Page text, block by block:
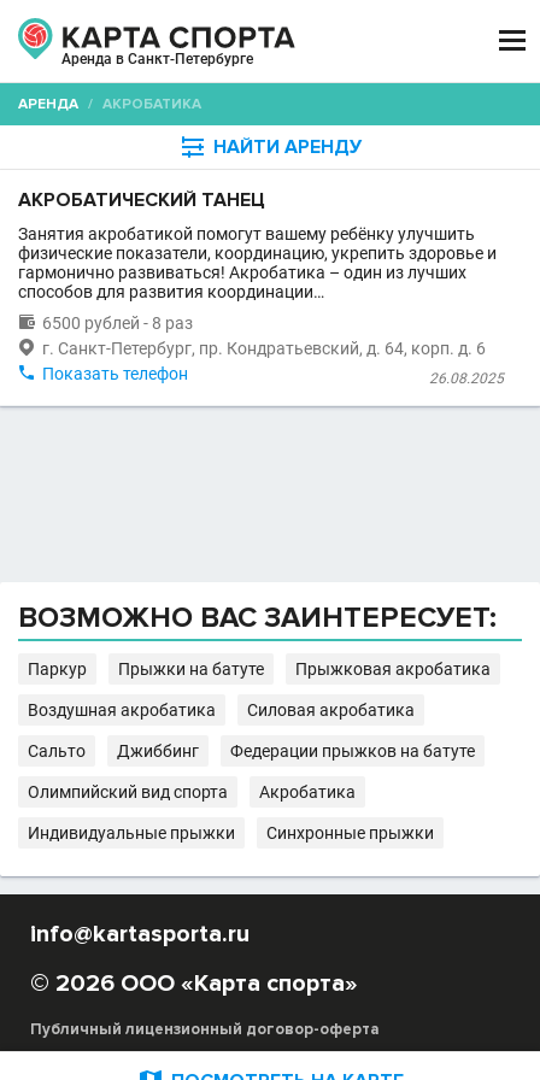
Аренда в Санкт-Петербурге

АРЕНДА / АКРОБАТИКА
 НАЙТИ АРЕНДУ
АКРОБАТИЧЕСКИЙ ТАНЕЦ
Занятия акробатикой помогут вашему ребёнку улучшить
физические показатели, координацию, укрепить здоровье и
гармонично развиваться! Акробатика – один из лучших
способов для развития координации…
 6500 рублей - 8 раз
 г. Санкт-Петербург, пр. Кондратьевский, д. 64, корп. д. 6
26.08.2025
 Показать телефон
ВОЗМОЖНО ВАС ЗАИНТЕРЕСУЕТ:
Паркур Прыжки на батуте Прыжковая акробатика
Воздушная акробатика Силовая акробатика
Сальто Джиббинг Федерации прыжков на батуте
Олимпийский вид спорта Акробатика
Индивидуальные прыжки Синхронные прыжки
info@kartasporta.ru
© 2026 ООО «Карта спорта»
Публичный лицензионный договор-оферта